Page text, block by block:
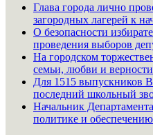
Глава города лично
загородных лагерей к
О безопасности
проведения выборов
На городском
семьи, любви и
Для 1515 выпускников
последний школьный
Начальник
политике и